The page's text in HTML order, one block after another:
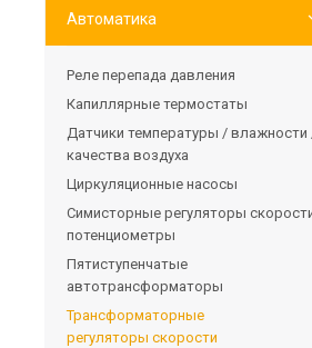
Автоматика
Реле перепада давления
Капиллярные термостаты
Датчики температуры / влажности
качества воздуха
Циркуляционные насосы
Симисторные регуляторы
потенциометры
Пятиступенчатые
автотрансформаторы
Трансформаторные
регуляторы скорости